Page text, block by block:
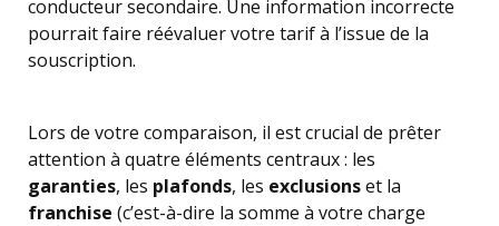
conducteur secondaire. Une information incorrecte
pourrait faire réévaluer votre tarif à l’issue de la
souscription.
Lors de votre comparaison, il est crucial de prêter
attention à quatre éléments centraux : les
garanties, les plafonds, les exclusionset la
franchise (c’est-à-dire la somme à votre charge